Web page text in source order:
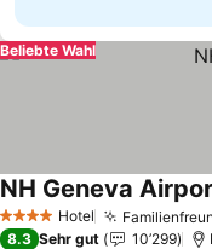
Beliebte Wahl
4 Sterne Hotel
NH Geneva
8.3 Sehr gut 10’299